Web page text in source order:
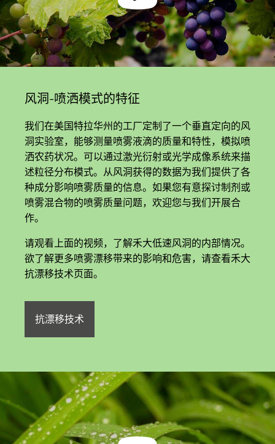
风洞-喷洒模式的特征
我们在美国特拉华州的工厂定制了一个垂直定向的风
洞实验室，能够测量喷雾液滴的质量和特性，模拟喷
洒农药状况。可以通过激光衍射或光学成像系统来描
述粒径分布模式。从风洞获得的数据为我们提供了各
种成分影响喷雾质量的信息。如果您有意探讨制剂或
喷雾混合物的喷雾质量问题，欢迎您与我们开展合
作。
请观看上面的视频，了解禾大低速风洞的内部情况。
欲了解更多喷雾漂移带来的影响和危害，请查看禾大
抗漂移技术页面。
抗漂移技术